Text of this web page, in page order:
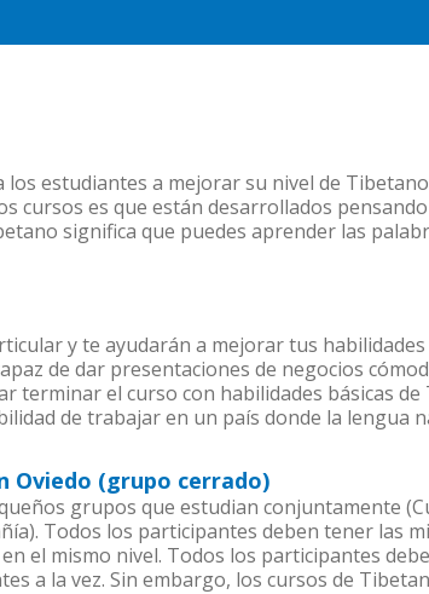
estudiantes a mejorar su nivel de
cursos es que están desarrollados
significa que puedes aprender las
y te ayudarán a mejorar tus
de dar presentaciones de negocios
terminar el curso con habilidades básicas
de trabajar en un país donde la lengua
Oviedo (grupo cerrado)
grupos que estudian conjuntamente
Todos los participantes deben tener las
el mismo nivel. Todos los participantes
a la vez. Sin embargo, los cursos de